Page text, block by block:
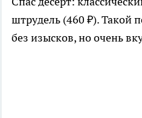
штрудель (460 ₽). Такой
без изысков, но очень